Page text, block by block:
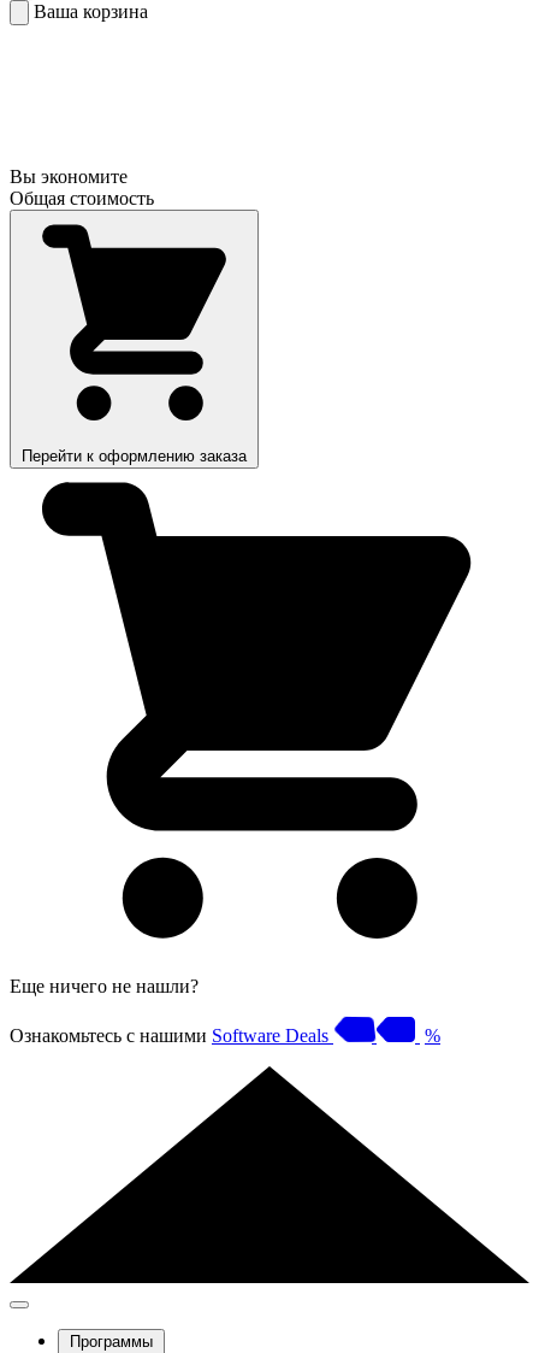
Ваша корзина
Вы экономите
Общая стоимость
Перейти к оформлению заказа
Еще ничего не нашли?
Ознакомьтесь с нашими Software Deals %
Программы